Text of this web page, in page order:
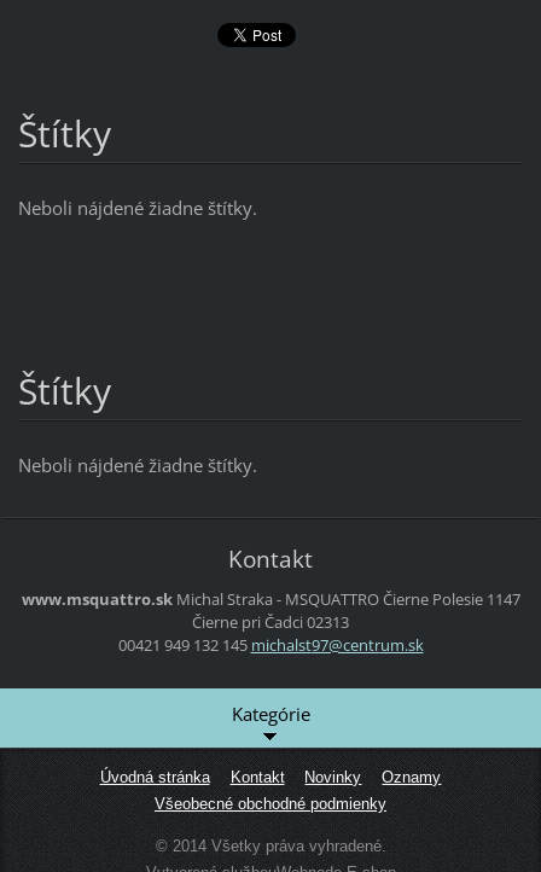
Štítky
Neboli nájdené žiadne štítky.
Štítky
Neboli nájdené žiadne štítky.
Kontakt
www.msquattro.sk Michal Straka - MSQUATTROČierne Polesie 1147
Čierne pri Čadci 02313
00421 949 132 145 michalst97@centrum.sk
Kategórie
Úvodná stránka Kontakt Novinky
Oznamy
Všeobecné obchodné podmienky
© 2014 Všetky práva vyhradené.